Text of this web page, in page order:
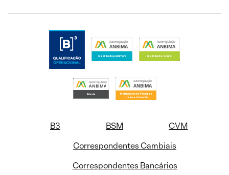
B3 BSM
CVM
Correspondentes Cambiais
Correspondentes Bancários